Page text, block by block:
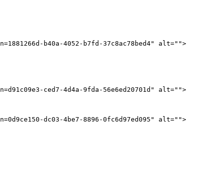
b40a-4052-b7fd-37c8ac78bed4" alt="">
ced7-4d4a-9fda-56e6ed20701d" alt="">
dc03-4be7-8896-0fc6d97ed095" alt="">